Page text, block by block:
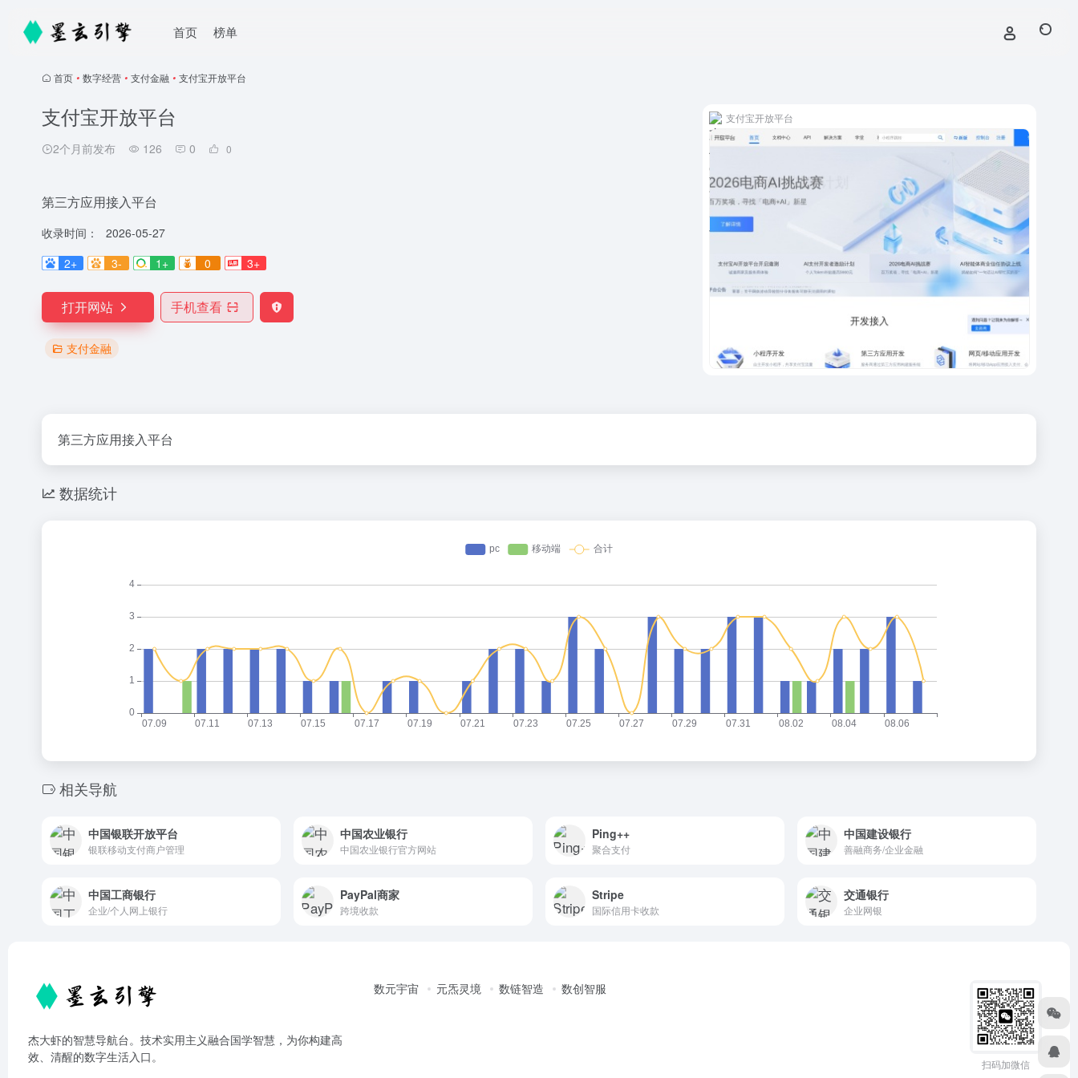
首页 榜单
首页 • 数字经营 • 支付金融 • 支付宝开放平台
支付宝开放平台
2个月前发布 126 0 0
第三方应用接入平台
收录时间：
2026-05-27
2+
3- 1+ 0 3+
打开网站 手机查看
支付金融
支付宝开放平台
第三方应用接入平台
数据统计
相关导航
中国银联开放平台
银联移动支付商户管理
中国农业银行
中国农业银行官方网站
Ping++
聚合支付
中国建设银行
善融商务/企业金融
中国工商银行
企业/个人网上银行
PayPal商家
跨境收款
Stripe
国际信用卡收款
交通银行
企业网银
杰大虾的智慧导航台。技术实用主义融合国学智慧，为你构建高
效、清醒的数字生活入口。
数元宇宙 元炁灵境 数链智造 数创智服
扫码加微信